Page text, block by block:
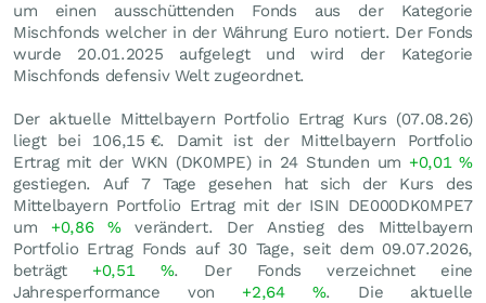
um einen ausschüttenden Fonds aus der Kategorie
Mischfonds welcher in der Währung Euro notiert. Der Fonds
wurde 20.01.2025 aufgelegt und wird der Kategorie
Mischfonds defensiv Welt zugeordnet.
Der aktuelle Mittelbayern Portfolio Ertrag Kurs (07.08.26)
liegt bei 106,15 €. Damit ist der Mittelbayern Portfolio
Ertrag mit der WKN (DK0MPE) in 24 Stunden um +0,01%
gestiegen. Auf 7 Tage gesehen hat sich der Kurs des
Mittelbayern Portfolio Ertrag mit der ISIN DE000DK0MPE7
um +0,86%verändert. Der Anstieg des Mittelbayern
Portfolio Ertrag Fonds auf 30 Tage, seit dem 09.07.2026,
beträgt +0,51 %. Der Fonds verzeichnet eine
Jahresperformance von +2,64 %. Die aktuelle